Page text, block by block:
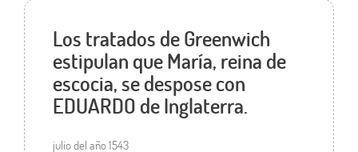
Los tratados de Greenwich
estipulan que María, reina de
escocia, se despose con
EDUARDO de Inglaterra.
julio del año 1543